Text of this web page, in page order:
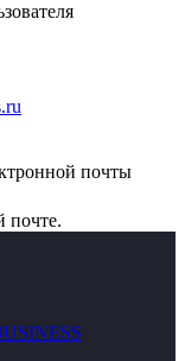
почты
почте.